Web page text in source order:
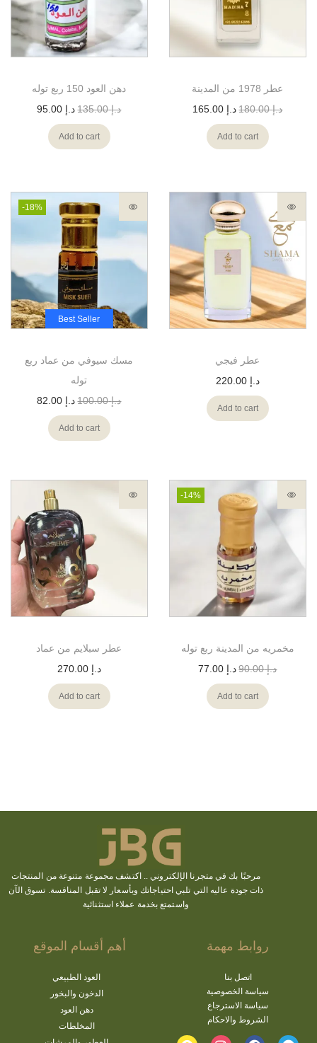
دهن العود 150 ربع توله
د.إ135.00 د.إ
Add to cart
عطر 1978 من المدينة
د.إ180.00 د.إ
Add to cart
-18%
Best Seller
مسك سيوفي من عماد ربع
توله
د.إ100.00 د.إ
Add to cart
عطر فيجي
د.إ 220.00
Add to cart
عطر سبلايم من عماد
د.إ 270.00
Add to cart
-14%
مخمريه من المدينة ربع توله
د.إ90.00 د.إ
Add to cart
مرحبًا بك في متجرنا الإلكتروني .. اكتشفمجموعة متنوعة من المنتجات
ذات جودة عاليه التي تلبي احتياجاتك وبأسعار لا تقبل المنافسة. تسوق الآن
واستمتع بخدمة عملاء استثنائية
أهم أقسام الموقع
العود الطبيعي
الدخون والبخور
دهن العود
المخلطات
روابط مهمة
اتصل بنا
سياسة الخصوصية
سياسة الاسترجاع
الشروط والاحكام